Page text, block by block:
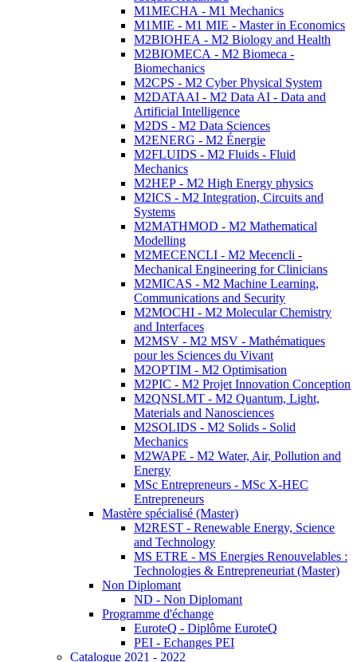
M1MECHA - M1 Mechanics
M1MIE - M1 MIE - Master in Economics
M2BIOHEA - M2 Biology and Health
M2BIOMECA - M2 Biomeca -
Biomechanics
M2CPS - M2 Cyber Physical System
M2DATAAI - M2 Data AI - Data and
Artificial Intelligence
M2DS - M2 Data Sciences
M2ENERG - M2 Énergie
M2FLUIDS - M2 Fluids - Fluid
Mechanics
M2HEP - M2 High Energy physics
M2ICS - M2 Integration, Circuits and
Systems
M2MATHMOD - M2 Mathematical
Modelling
M2MECENCLI - M2 Mecencli -
Mechanical Engineering for Clinicians
M2MICAS - M2 Machine Learning,
Communications and Security
M2MOCHI - M2 Molecular Chemistry
and Interfaces
M2MSV - M2 MSV - Mathématiques
pour les Sciences du Vivant
M2OPTIM - M2 Optimisation
M2PIC - M2 Projet Innovation Conception
M2QNSLMT - M2 Quantum, Light,
Materials and Nanosciences
M2SOLIDS - M2 Solids - Solid
Mechanics
M2WAPE - M2 Water, Air, Pollution and
Energy
MSc Entrepreneurs - MSc X-HEC
Entrepreneurs
Mastère spécialisé (Master)
M2REST - Renewable Energy, Science
and Technology
MS ETRE - MS Energies Renouvelables :
Technologies & Entrepreneuriat (Master)
Non Diplomant
ND - Non Diplomant
Programme d'échange
EuroteQ - Diplôme EuroteQ
PEI - Echanges PEI
Catalogue 2021 - 2022